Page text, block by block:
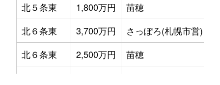
北５条東
1,800万円 苗穂
北６条東
3,700万円 さっぽろ(札幌市営)
北６条東
2,500万円 苗穂